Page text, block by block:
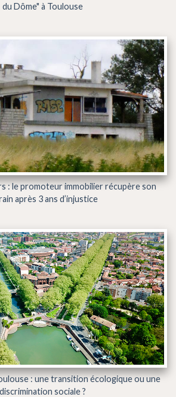
du Dôme" à Toulouse
: le promoteur immobilier récupère son
après 3 ans d’injustice
: une transition écologique ou une
discrimination sociale ?